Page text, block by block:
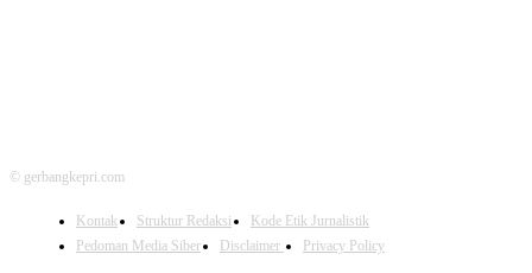
© gerbangkepri.com
Kontak Struktur Redaksi
Kode Etik Jurnalistik
Pedoman Media Siber
Disclaimer Privacy Policy